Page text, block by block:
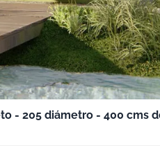
- 205 diámetro - 400 cms